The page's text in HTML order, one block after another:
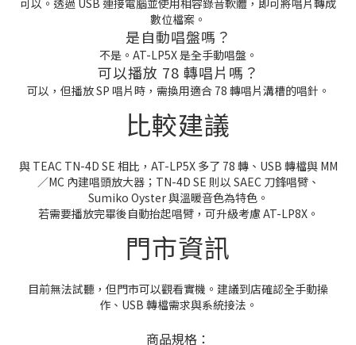
可以。透過 USB 連接電腦並使用相容錄音軟體，即可將唱片轉成
數位檔案。
是自動唱盤嗎？
不是。AT-LP5X 是全手動唱盤。
可以播放 78 轉唱片嗎？
可以，但播放 SP 唱片時，需換用適合 78 轉唱片溝槽的唱針。
比較建議
與 TEAC TN-4D SE 相比，AT-LP5X 多了 78 轉、USB 轉檔與 MM
／MC 內建唱頭放大器；TN-4D SE 則以 SAEC 刀鋒唱臂、
Sumiko Oyster 與溫暖音色為特色。
若需要播放完畢後自動抬起唱臂，可升級考慮 AT-LP8X。
門市資訊
目前無法試聽，但門市可以觀看實機。建議到店確認全手動操
作、USB 轉檔需求與系統接法。
商品規格：